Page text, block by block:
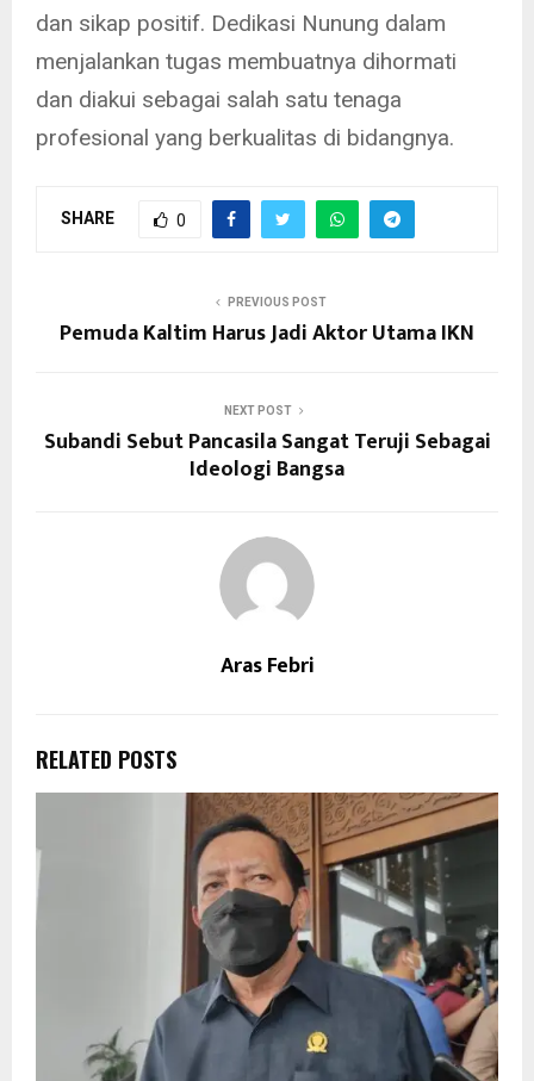
dan sikap positif. Dedikasi Nunung dalam
menjalankan tugas membuatnya dihormati
dan diakui sebagai salah satu tenaga
profesional yang berkualitas di bidangnya.
SHARE 0
PREVIOUS POST
Pemuda Kaltim Harus Jadi Aktor Utama IKN
NEXT POST
Subandi Sebut Pancasila Sangat Teruji Sebagai
Ideologi Bangsa
Aras Febri
RELATED POSTS